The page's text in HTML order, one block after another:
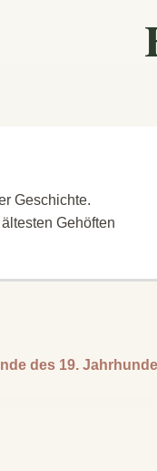
Geschichte.
Gehöften
des 19.